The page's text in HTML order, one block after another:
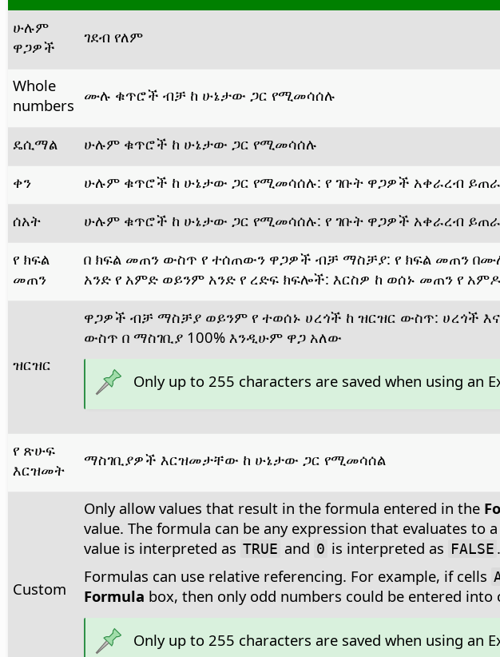
ሁሉም
ዋጋዎች
ገደብ የለም
Whole
numbers
ሙሉ ቁጥሮች ብቻ ከ ሁኔታው ጋር የሚመሳሰሉ
ዴሲማል
ሁሉም ቁጥሮች ከ ሁኔታው ጋር የሚመሳሰሉ
ቀን
ሁሉም ቁጥሮች ከ ሁኔታው ጋር የሚመሳሰሉ: የ ገቡት ዋጋዎች አቀራረብ
ሰአት
ሁሉም ቁጥሮች ከ ሁኔታው ጋር የሚመሳሰሉ: የ ገቡት ዋጋዎች አቀራረብ
የ ክፍል
መጠን
በ ክፍል መጠን ውስጥ የ ተሰጠውን ዋጋዎች ብቻ ማስቻያ: የ ክፍል መጠን
አንድ የ አምድ ወይንም አንድ የ ረድፍ ክፍሎች: እርስዎ ከ ወሰኑ መጠን የ
ዝርዝር
ዋጋዎች ብቻ ማስቻያ ወይንም የ ተወሰኑ ሀረጎች ከ ዝርዝር ውስጥ: ሀረጎች
ውስጥ በ ማስገቢያ 100% እንዲሁም ዋጋ አለው
Only up to 255 characters are saved when using an
የ ጽሁፍ
እርዝመት
ማስገቢያዎች እርዝመታቸው ከ ሁኔታው ጋር የሚመሳሰል
Custom
Only allow values that result in the formula entered in the
value. The formula can be any expression that evaluates to
value is interpreted as TRUE and 0 is interpreted as FALSE .
Formulas can use relative referencing. For example, if cells
Formula box, then only odd numbers could be entered into
Only up to 255 characters are saved when using an